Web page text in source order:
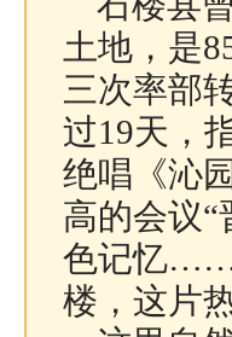
土地，是
三次率部
过19天，
绝唱《沁
高的会议
色记忆……
楼，这片